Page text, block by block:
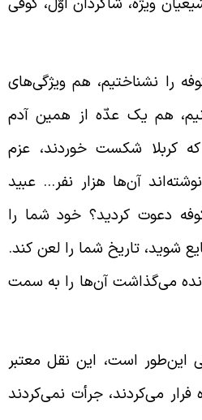
را نشناختیم، هم ویژگی‌های
هم یک عدّه از همین آدم
کربلا شکست خوردند، عزم
آن‌ها هزار نفر… عبید
دعوت کردید؟ خود شما را
تاریخ شما را لعن کند.
می‌گذاشت آن‌ها را به سمت
است، این نقل معتبر
در راه فرار می‌کردند، جرأت نمی‌کردند